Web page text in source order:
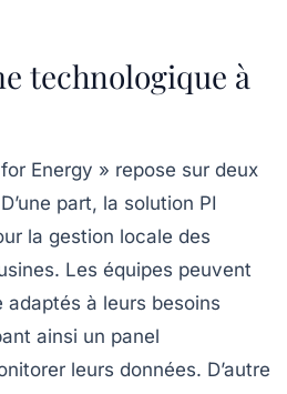
technologique à
Energy » repose sur deux
part, la solution PI
la gestion locale des
Les équipes peuvent
adaptés à leurs besoins
ainsi un panel
leurs données. D’autre